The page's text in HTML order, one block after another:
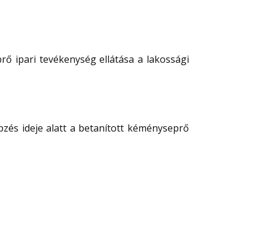
ipari tevékenység ellátása a lakossági
ideje alatt a betanított kéményseprő